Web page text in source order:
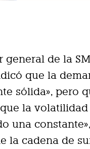
general de la
que la
sólida», pero
la
una
la cadena de